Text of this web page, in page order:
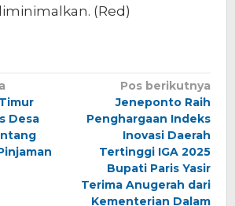
(Red)
Desa
Pos berikutnya
Jeneponto Raih
Penghargaan Indeks
Inovasi Daerah
Tertinggi IGA 2025
Bupati Paris Yasir
Terima Anugerah dari
Kementerian Dalam